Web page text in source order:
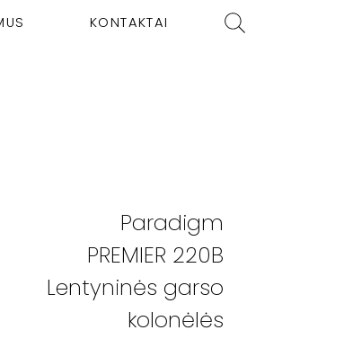
KONTAKTAI
Paradigm
PREMIER 220B
Lentyninės garso
kolonėlės